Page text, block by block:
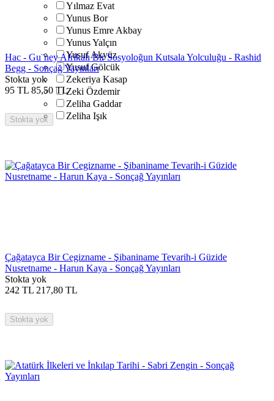
Yılmaz Evat
Yunus Bor
Yunus Emre Akbay
Yunus Yalçın
Yusuf Akyüz
Yusuf Gölcük
Zekeriya Kasap
Zeki Özdemir
Zeliha Gaddar
Zeliha Işık
Hac - Gu¨ney Afrikalı Bir Sosyoloğun Kutsala Yolculuğu - Rashid
Begg - Sonçağ Yayınları
Stokta yok
95 TL 85,50 TL
Stokta yok
Çağatayca Bir Cegizname - Şibaniname Tevarih-i Güzide
Nusretname - Harun Kaya - Sonçağ Yayınları
Stokta yok
242 TL 217,80 TL
Stokta yok